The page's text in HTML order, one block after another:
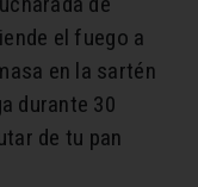
el fuego a
en la sartén
durante 30
de tu pan